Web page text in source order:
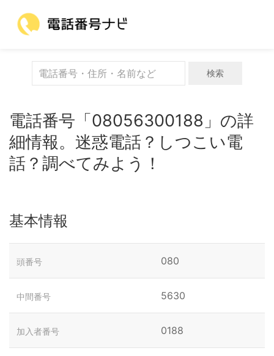
検索
電話番号「08056300188」の詳
細情報。迷惑電話？しつこい電
話？調べてみよう！
基本情報
頭番号 080
中間番号 5630
加入者番号 0188